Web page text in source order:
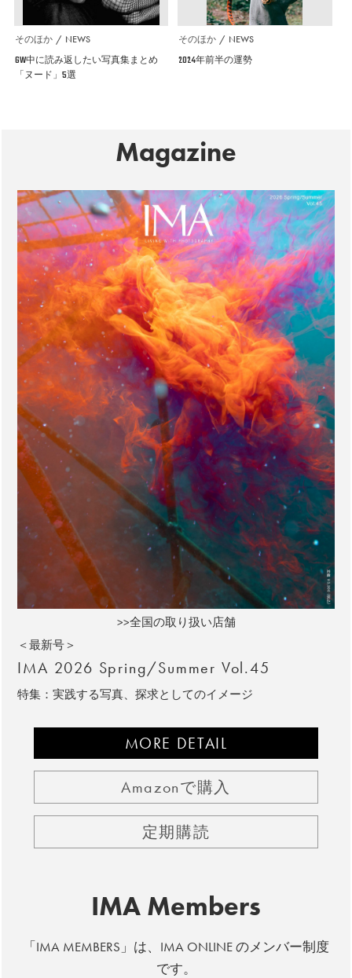
そのほか NEWS
GW中に読み返したい写真集まとめ
「ヌード」5選
そのほか NEWS
2024年前半の運勢
Magazine
>>全国の取り扱い店舗
＜最新号＞
IMA 2026 Spring/Summer Vol.45
特集：実践する写真、探求としてのイメージ
MORE DETAIL
Amazonで購入
定期購読
IMA Members
「IMA MEMBERS」は、IMA ONLINE のメンバー制度
です。